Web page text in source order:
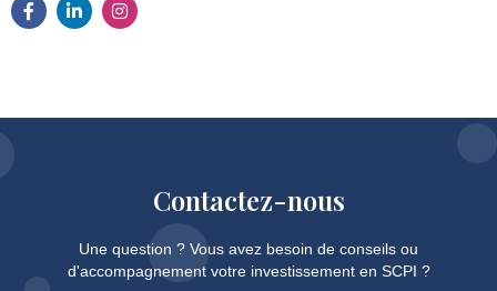
Contactez-nous
Une question ? Vous avez besoin de conseils ou
d'accompagnement votre investissement en SCPI ?